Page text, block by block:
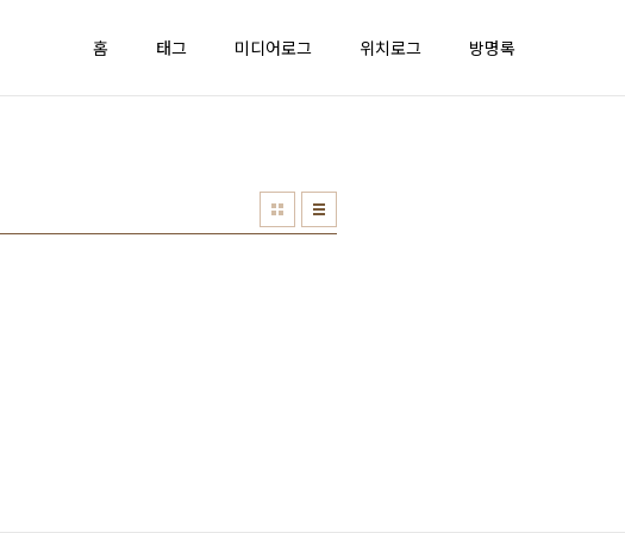
홈 태그 미디어로그 위치로그 방명록